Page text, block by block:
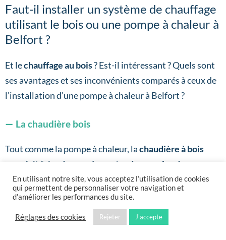
Faut-il installer un système de chauffage
utilisant le bois ou une pompe à chaleur à
Belfort ?
Et lechauffage au bois? Est-il intéressant ? Quels sont
ses avantages et ses inconvénients comparés à ceux de
l’installation d’une pompe à chaleur à Belfort ?
La chaudière bois
Tout comme la pompe à chaleur, lachaudière à bois
vous fait faire
de conséquentes économies de
chauffage.
C’est un équipement un peu plus simple que la pompe à
chaleur. Cependant, le combustible (bûches de bois)
En utilisant notre site, vous acceptez l’utilisation de cookies
qui permettent de personnaliser votre navigation et
d’améliorer les performances du site.
Réglages des cookies Rejeter J'accepte